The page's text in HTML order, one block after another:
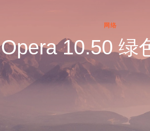
网络
Opera 10.50 绿